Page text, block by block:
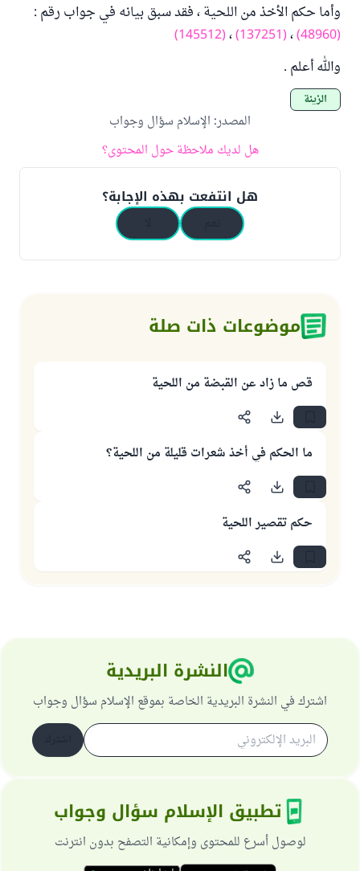
وأما حكم الأخذ من اللحية ، فقد سبق بيانه في جواب رقم :
(48960)
،(137251) ،(145512)
والله أعلم .
الزينة
المصدر: الإسلام سؤال وجواب
هل لديك ملاحظة حول المحتوى؟
هل انتفعت بهذه الإجابة؟
موضوعات ذات صلة
قص ما زاد عن القبضة من اللحية
ما الحكم في أخذ شعرات قليلة من اللحية؟
حكم تقصير اللحية
النشرة البريدية
اشترك في النشرة البريدية الخاصة بموقع الإسلام سؤال وجواب
تطبيق الإسلام سؤال وجواب
لوصول أسرع للمحتوى وإمكانية التصفح بدون انترنت